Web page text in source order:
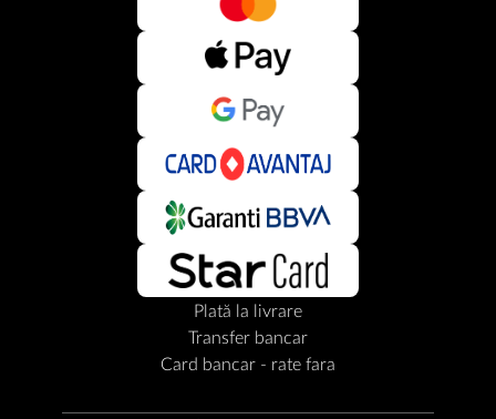
Plată la livrare
Transfer bancar
Card bancar - rate fara